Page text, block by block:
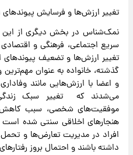
تغییر ارزش‌ها و فرسایش پیوندهای
نمک‌شناس در بخش دیگری از این
سریع اجتماعی، فرهنگی و
تغییر ارزش‌ها و تضعیف
گذشته، خانواده به عنوان
و اعضا با ارزش‌هایی مانند
می‌شدند که تغییر سبک
موفقیت‌های شخصی، سبب کاهش
هنجارهای اخلاقی سنتی شده
افراد در مدیریت تعارض‌ها و تحمل
داشته باشند و احتمال بروز